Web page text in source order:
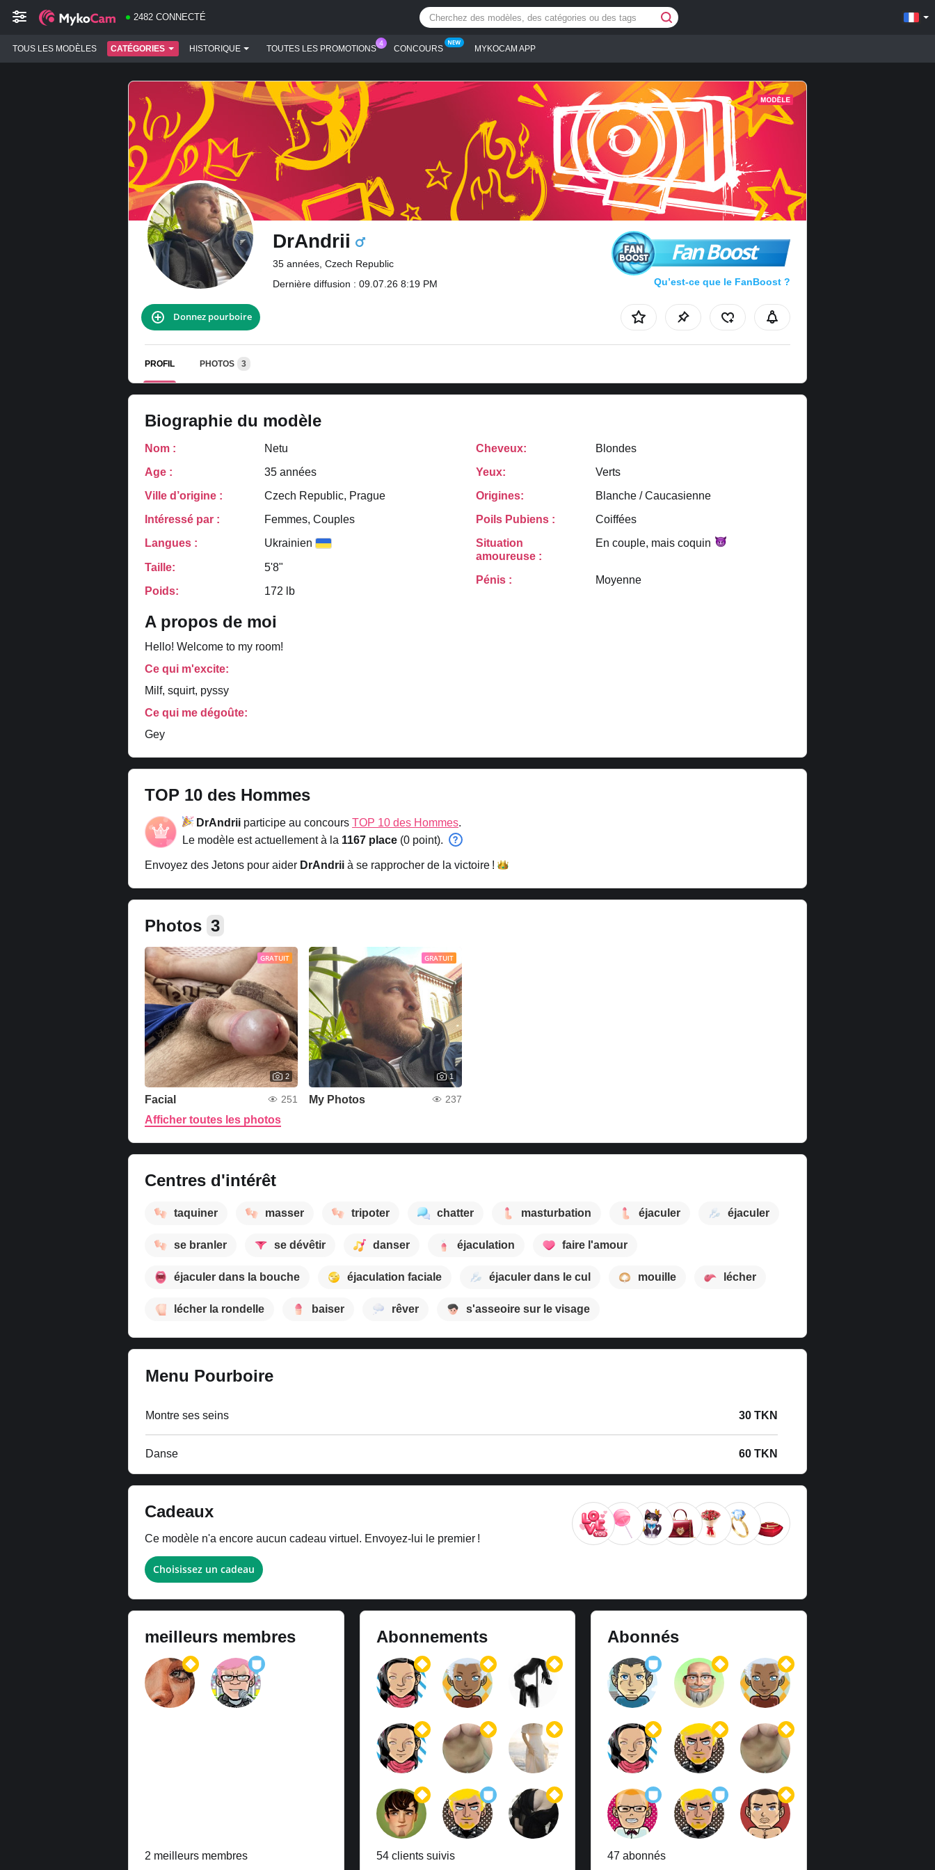
2482 CONNECTÉ
TOUS LES MODÈLES CATÉGORIES HISTORIQUE TOUTES LES PROMOTIONS CONCOURS MYKOCAM APP
DrAndrii
35 années, Czech Republic
Dernière diffusion : 09.07.26 8:19 PM
Fan Boost
Qu’est-ce que le FanBoost ?
Donnez pourboire
PROFIL PHOTOS 3
Biographie du modèle
Nom :
Netu
Age :
35 années
Ville d’origine :
Czech Republic, Prague
Intéressé par :
Femmes, Couples
Langues :
Ukrainien
Taille:
5'8"
Poids:
172 lb
Cheveux:
Blondes
Yeux:
Verts
Origines:
Blanche / Caucasienne
Poils Pubiens :
Coiffées
Situation
amoureuse :
En couple, mais coquin
Pénis : Moyenne
A propos de moi
Hello! Welcome to my room!
Ce qui m'excite:
Milf, squirt, pyssy
Ce qui me dégoûte:
Gey
TOP 10 des Hommes
DrAndrii participe au concours TOP 10 des Hommes.
Le modèle est actuellement à la 1167 place (0 point).
Envoyez des Jetons pour aider DrAndrii à se rapprocher de la victoire !
Photos 3
GRATUIT
2
Facial 251
GRATUIT
1
My Photos 237
Afficher toutes les photos
Centres d'intérêt
taquiner masser tripoter chatter masturbation éjaculer éjaculer
se branler se dévêtir danser éjaculation faire l'amour
éjaculer dans la bouche éjaculation faciale éjaculer dans le cul mouille lécher
lécher la rondelle baiser rêver s'asseoire sur le visage
Menu Pourboire
Montre ses seins 30 TKN
Danse 60 TKN
Cadeaux
Ce modèle n'a encore aucun cadeau virtuel. Envoyez-lui le premier !
Choisissez un cadeau
meilleurs membres
2 meilleurs membres
Abonnements
54 clients suivis
Abonnés
47 abonnés